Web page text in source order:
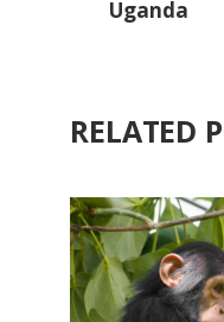
Uganda
RELATED